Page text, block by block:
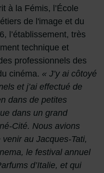
à la Fémis, l’École
de l'image et du
l’établissement, très
technique et
professionnels des
cinéma. « J’y ai côtoyé
et j’ai effectué de
dans de petites
dans un grand
Cité. Nous avions
au Jacques-Tati,
le festival annuel
d’Italie, et qui